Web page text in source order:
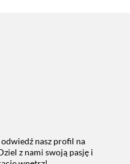
nasz profil na
z nami swoją pasję i